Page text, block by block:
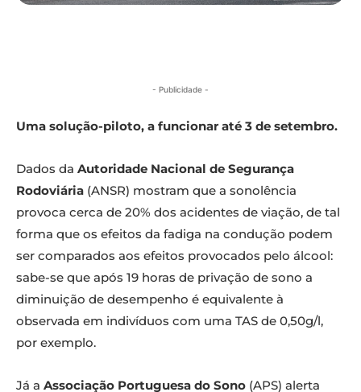
- Publicidade -
Uma solução-piloto, a funcionar até 3 de setembro.
Dados da Autoridade Nacional de Segurança
Rodoviária (ANSR) mostram que a sonolência
provoca cerca de 20% dos acidentes de viação, de tal
forma que os efeitos da fadiga na condução podem
ser comparados aos efeitos provocados pelo álcool:
sabe-se que após 19 horas de privação de sono a
diminuição de desempenho é equivalente à
observada em indivíduos com uma TAS de 0,50g/l,
por exemplo.
Já a Associação Portuguesa do Sono (APS) alerta